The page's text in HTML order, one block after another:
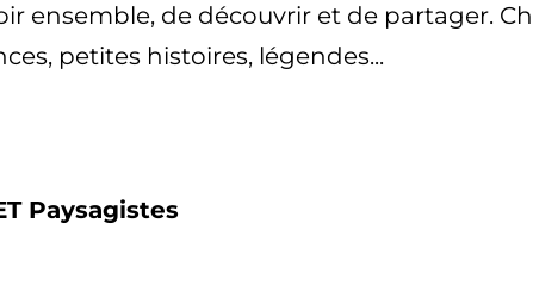
ensemble, de découvrir et de partager.
petites histoires, légendes...
Paysagistes